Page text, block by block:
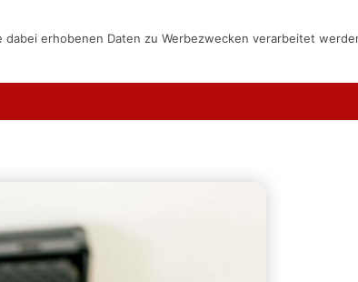
erhobenen Daten zu Werbezwecken verarbeitet